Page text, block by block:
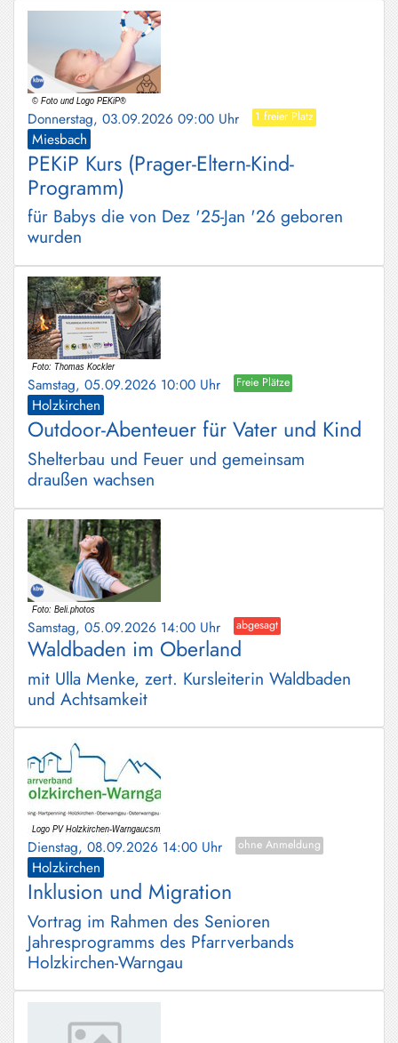
Donnerstag, 03.09.2026 09:00 Uhr 1 freier Platz
Miesbach
PEKiP Kurs (Prager-Eltern-Kind-
Programm)
für Babys die von Dez '25-Jan '26 geboren
wurden
Samstag, 05.09.2026 10:00 Uhr Freie Plätze
Holzkirchen
Outdoor-Abenteuer für Vater und Kind
Shelterbau und Feuer und gemeinsam
draußen wachsen
Samstag, 05.09.2026 14:00 Uhr abgesagt
Waldbaden im Oberland
mit Ulla Menke, zert. Kursleiterin Waldbaden
und Achtsamkeit
Dienstag, 08.09.2026 14:00 Uhr ohne Anmeldung
Holzkirchen
Inklusion und Migration
Vortrag im Rahmen des Senioren
Jahresprogramms des Pfarrverbands
Holzkirchen-Warngau